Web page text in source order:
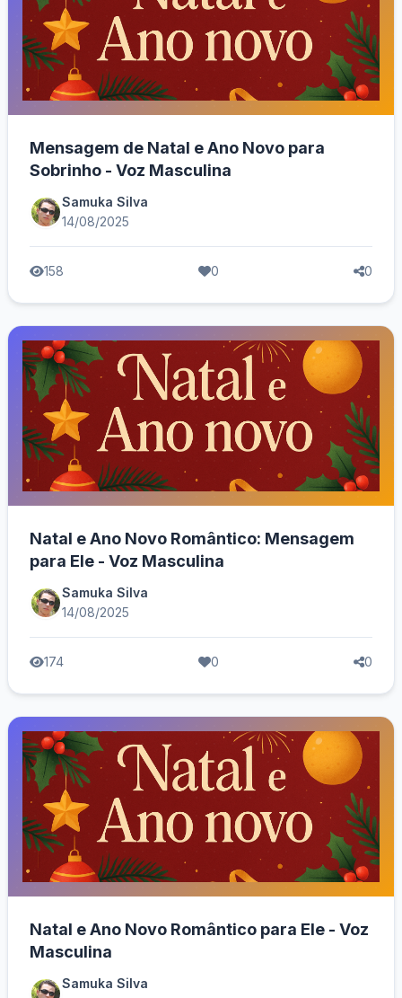
Mensagem de Natal e Ano Novo para
Sobrinho - Voz Masculina
Samuka Silva
14/08/2025
158 0 0
Natal e Ano Novo Romântico: Mensagem
para Ele - Voz Masculina
Samuka Silva
14/08/2025
174 0 0
Natal e Ano Novo Romântico para Ele - Voz
Masculina
Samuka Silva